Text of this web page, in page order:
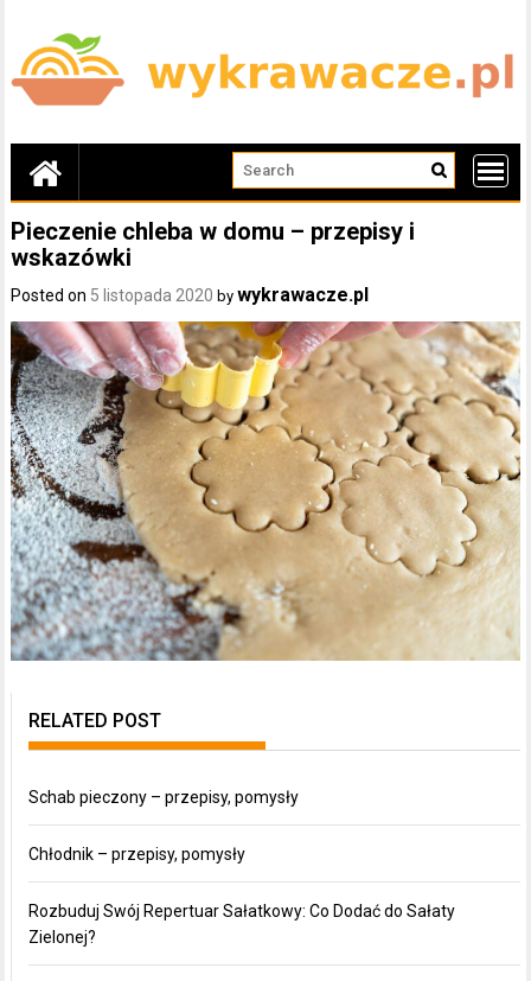
content
Pieczenie chleba w domu – przepisy i
wskazówki
Posted on 5 listopada 2020 bywykrawacze.pl
RELATED POST
Schab pieczony – przepisy, pomysły
Chłodnik – przepisy, pomysły
Rozbuduj Swój Repertuar Sałatkowy: Co Dodać do Sałaty
Zielonej?